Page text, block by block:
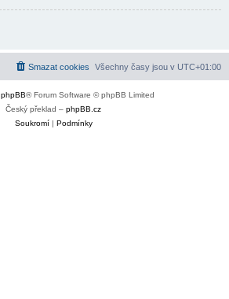
Všechny časy jsou v UTC+01:00
Smazat cookies
phpBB® Forum Software © phpBB Limited
Český překlad – phpBB.cz
Soukromí| Podmínky